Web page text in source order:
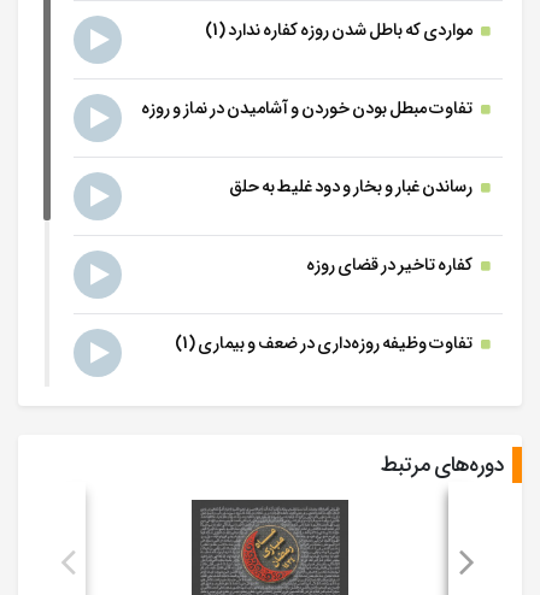
جلسه 11
جلسه 12
-
جلسه 14
خرداد 1396 -رمضان 1438
جلسه 15
مواردی که باطل شدن روزه کفاره ندارد (1)
تفاوت مبطل بودن خوردن و آشامیدن در نماز و روزه
رساندن غبار و بخار و دود غلیط به حلق
کفاره تاخیر در قضای روزه
تفاوت وظیفه روزه‌داری در ضعف و بیماری (1)
افرادی که روزه بر آن ها واحب نیست (1)
مواردی که باطل شدن روزه کفاره ندارد (4)
دوره‌های مرتبط